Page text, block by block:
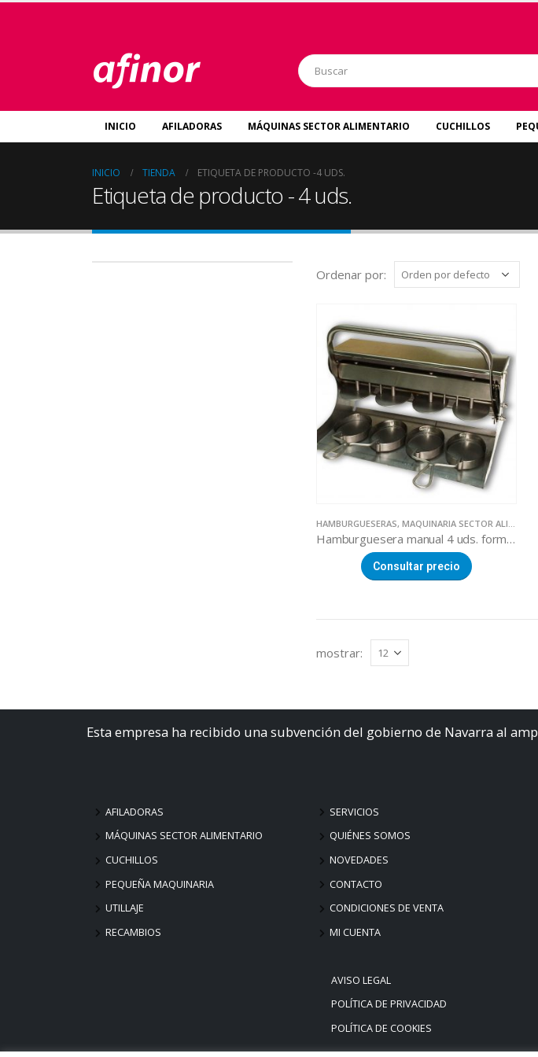
INICIO AFILADORAS MÁQUINAS SECTOR ALIMENTARIO CUCHILLOS
INICIO TIENDA ETIQUETA DE PRODUCTO -4 UDS.
Etiqueta de producto - 4 uds.
Ordenar por:
HAMBURGUESERAS, MAQUINARIA SECTOR ALIMENTACION
Hamburguesera manual 4 uds. forma oval
Consultar precio
mostrar:
Esta empresa ha recibido una subvención del gobierno de Navarra al
AFILADORAS
MÁQUINAS SECTOR ALIMENTARIO
CUCHILLOS
PEQUEÑA MAQUINARIA
UTILLAJE
RECAMBIOS
SERVICIOS
QUIÉNES SOMOS
NOVEDADES
CONTACTO
CONDICIONES DE VENTA
MI CUENTA
AVISO LEGAL
POLÍTICA DE PRIVACIDAD
POLÍTICA DE COOKIES